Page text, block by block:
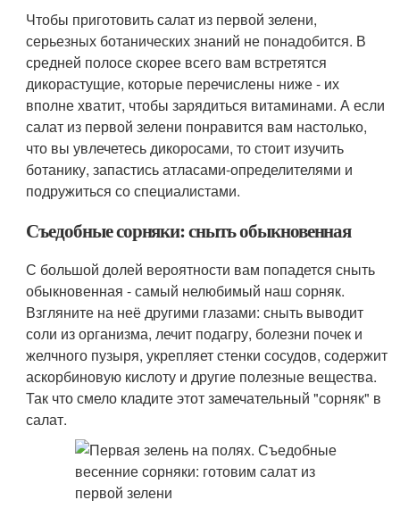
Чтобы приготовить салат из первой зелени,
серьезных ботанических знаний не понадобится. В
средней полосе скорее всего вам встретятся
дикорастущие, которые перечислены ниже - их
вполне хватит, чтобы зарядиться витаминами. А если
салат из первой зелени понравится вам настолько,
что вы увлечетесь дикоросами, то стоит изучить
ботанику, запастись атласами-определителями и
подружиться со специалистами.
Съедобные сорняки: сныть обыкновенная
С большой долей вероятности вам попадется сныть
обыкновенная - самый нелюбимый наш сорняк.
Взгляните на неё другими глазами: сныть выводит
соли из организма, лечит подагру, болезни почек и
желчного пузыря, укрепляет стенки сосудов, содержит
аскорбиновую кислоту и другие полезные вещества.
Так что смело кладите этот замечательный "сорняк" в
салат.